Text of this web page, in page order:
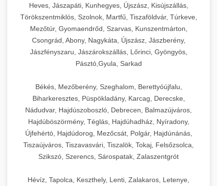
Heves, Jászapáti, Kunhegyes, Újszász, Kisújszállás,
Törökszentmiklós, Szolnok, Martfű, Tiszaföldvár, Túrkeve,
Mezőtúr, Gyomaendrőd, Szarvas, Kunszentmárton,
Csongrád, Abony, Nagykáta, Újszász, Jászberény,
Jászfényszaru, Jászárokszállás, Lőrinci, Gyöngyös,
Pásztó,Gyula, Sarkad
Békés, Mezőberény, Szeghalom, Berettyóújfalu,
Biharkeresztes, Püspökladány, Karcag, Derecske,
Nádudvar, Hajdúszoboszló, Debrecen, Balmazújváros,
Hajdúböszörmény, Téglás, Hajdúhadház, Nyíradony,
Újfehértó, Hajdúdorog, Mezőcsát, Polgár, Hajdúnánás,
Tiszaújváros, Tiszavasvári, Tiszalök, Tokaj, Felsőzsolca,
Szikszó, Szerencs, Sárospatak, Zalaszentgrót
Hévíz, Tapolca, Keszthely, Lenti, Zalakaros, Letenye,